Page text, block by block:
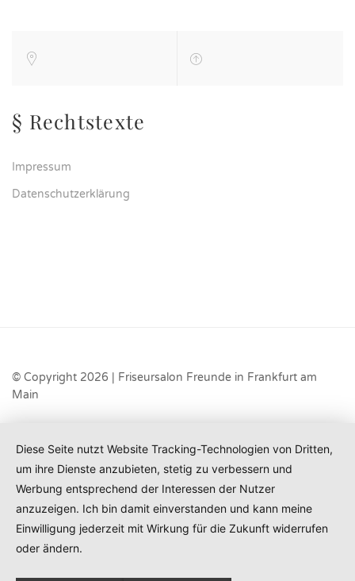
§ Rechtstexte
Impressum
Datenschutzerklärung
© Copyright 2026 | Friseursalon Freunde in Frankfurt am
Main
Diese Seite nutzt Website Tracking-Technologien von Dritten,
um ihre Dienste anzubieten, stetig zu verbessern und
Werbung entsprechend der Interessen der Nutzer
anzuzeigen. Ich bin damit einverstanden und kann meine
Einwilligung jederzeit mit Wirkung für die Zukunft widerrufen
oder ändern.